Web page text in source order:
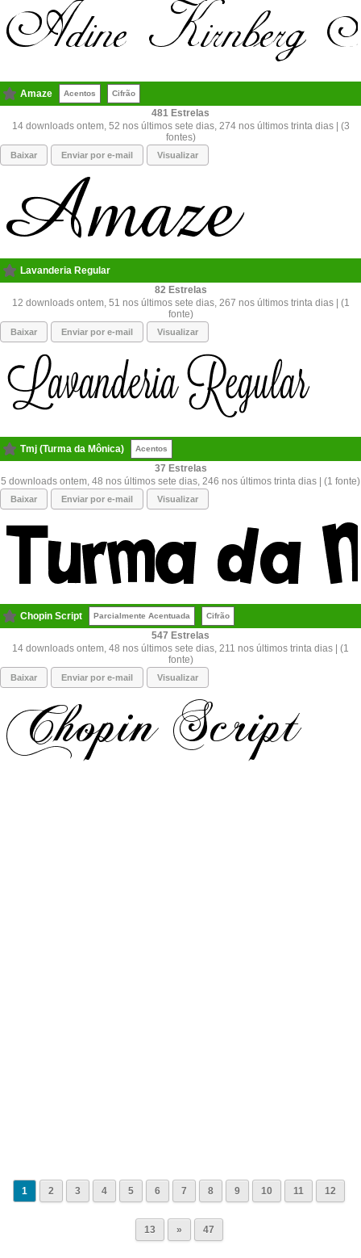
Amaze Acentos Cifrão
481
14 downloads ontem, 52 nos últimos sete dias, 274 nos últimos trinta dias | (3
fontes)
Baixar Enviar por e-mail Visualizar
Lavanderia Regular
82
12 downloads ontem, 51 nos últimos sete dias, 267 nos últimos trinta dias | (1
fonte)
Baixar Enviar por e-mail Visualizar
Tmj (Turma da Mônica) Acentos
37
5 downloads ontem, 48 nos últimos sete dias, 246 nos últimos trinta dias | (1 fonte)
Baixar Enviar por e-mail Visualizar
Chopin Script Parcialmente Acentuada Cifrão
547
14 downloads ontem, 48 nos últimos sete dias, 211 nos últimos trinta dias | (1
fonte)
Baixar Enviar por e-mail Visualizar
1 2 3 4 5 6 7 8 9 10 11 12
13 » 47